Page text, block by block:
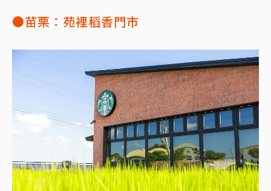
●苗栗：苑裡稻香門市